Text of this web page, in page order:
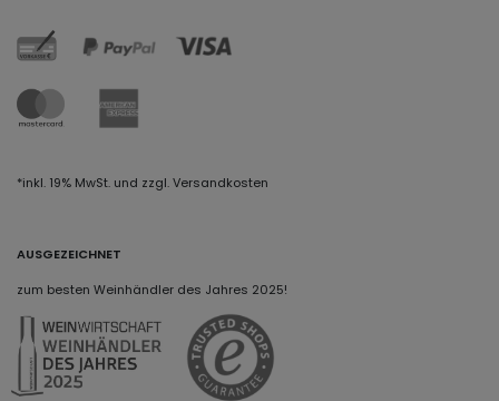
*inkl. 19% MwSt. und zzgl. Versandkosten
AUSGEZEICHNET
zum besten Weinhändler des Jahres 2025!